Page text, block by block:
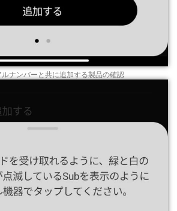
ルナンバーと共に追加する製品の確認